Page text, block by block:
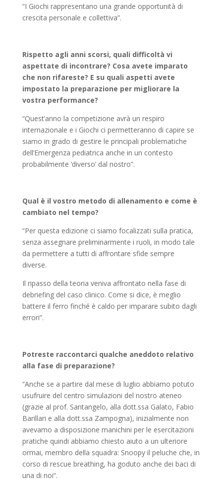
“I Giochi rappresentano una grande opportunità di
crescita personale e collettiva”.
Rispetto agli anni scorsi, quali difficoltà vi
aspettate di incontrare? Cosa avete imparato
che non rifareste? E su quali aspetti avete
impostato la preparazione per migliorare la
vostra performance?
“Quest’anno la competizione avrà un respiro
internazionale e i Giochi ci permetteranno di capire se
siamo in grado di gestire le principali problematiche
dell’Emergenza pediatrica anche in un contesto
probabilmente ‘diverso’ dal nostro”.
Qual è il vostro metodo di allenamento e come è
cambiato nel tempo?
“Per questa edizione ci siamo focalizzati sulla pratica,
senza assegnare preliminarmente i ruoli, in modo tale
da permettere a tutti di affrontare sfide sempre
diverse.
Il ripasso della teoria veniva affrontato nella fase di
debriefing del caso clinico. Come si dice, è meglio
battere il ferro finché è caldo per imparare subito dagli
errori”.
Potreste raccontarci qualche aneddoto relativo
alla fase di preparazione?
“Anche se a partire dal mese di luglio abbiamo potuto
usufruire del centro simulazioni del nostro ateneo
(grazie al prof. Santangelo, alla dott.ssa Galato, Fabio
Barillari e alla dott.ssa Zampogna), inizialmente non
avevamo a disposizione manichini per le esercitazioni
pratiche quindi abbiamo chiesto aiuto a un ulteriore
ormai, membro della squadra: Snoopy il peluche che, in
corso di rescue breathing, ha goduto anche dei baci di
una di noi”.